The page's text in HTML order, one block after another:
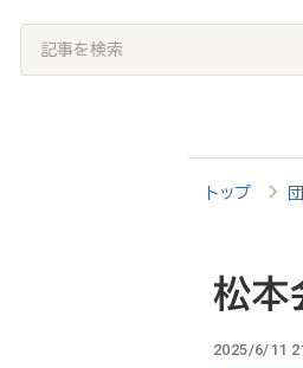
記
事
トップ
松本
2025/6/11